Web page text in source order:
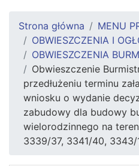
Strona główna
MENU
OBWIESZCZENIA I
OBWIESZCZENIA
Obwieszczenie
przedłużeniu terminu
wniosku o wydanie
zabudowy dla budowy
wielorodzinnego na
3339/37, 3341/40,